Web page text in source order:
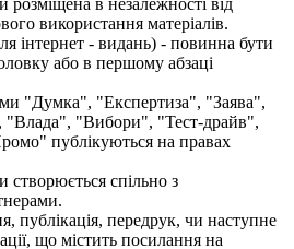
використання матеріалів.
інтернет - видань) - повинна бути
або в першому абзаці
"Думка", "Експертиза", "Заява",
"Влада", "Вибори", "Тест-драйв",
публікуються на правах
створюється спільно з
публікація, передрук, чи наступне
що містить посилання на